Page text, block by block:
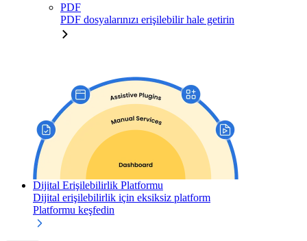
PDF
PDF dosyalarınızı erişilebilir hale getirin
Dijital Erişilebilirlik Platformu
Dijital erişilebilirlik için eksiksiz platform
Platformu keşfedin